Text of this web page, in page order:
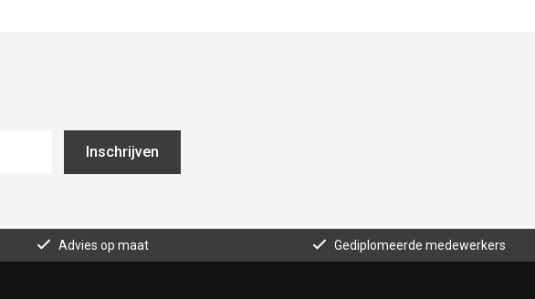
Inschrijven
Advies op maat Gediplomeerde medewerkers